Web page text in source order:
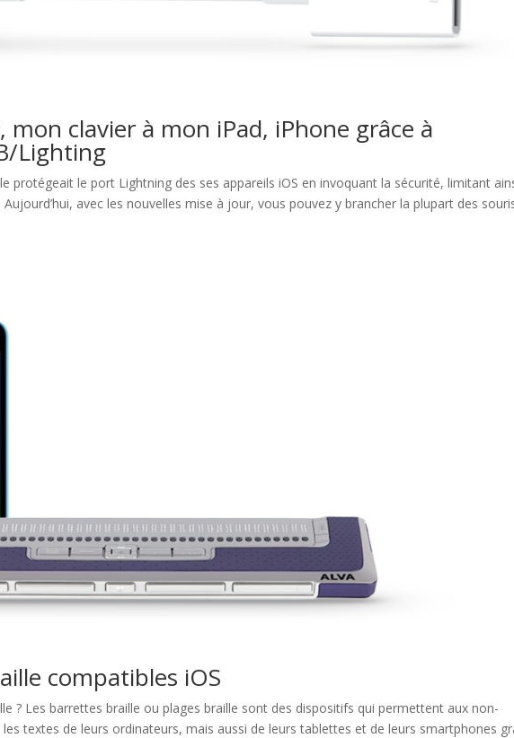
mon clavier à mon iPad, iPhone grâce à
Lighting
protégeait le port Lightning des ses appareils iOS en invoquant la sécurité, limitant
avec les nouvelles mise à jour, vous pouvez y brancher la plupart des
compatibles iOS
? Les barrettes braille ou plages braille sont des dispositifs qui permettent aux non-
textes de leurs ordinateurs, mais aussi de leurs tablettes et de leurs smartphones